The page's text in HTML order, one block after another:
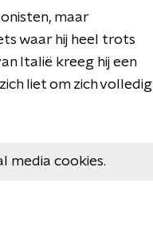
maar
waar hij heel trots
Italië kreeg hij een
liet om zich volledig
media cookies.